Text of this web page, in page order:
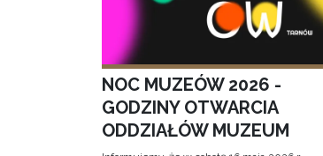
NOC MUZEÓW 2026 -
GODZINY OTWARCIA
ODDZIAŁÓW MUZEUM